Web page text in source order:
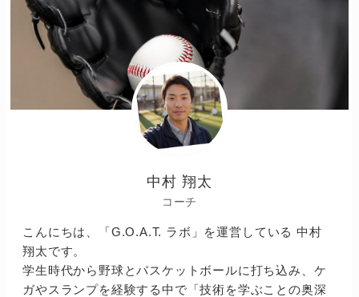
中村 翔太
コーチ
こんにちは、「G.O.A.T. ラボ」を運営している 中村
翔太です。
学生時代から野球とバスケットボールに打ち込み、ケ
ガやスランプを経験する中で「技術を学ぶことの奥深